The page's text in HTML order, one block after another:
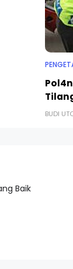
BUDI
Baik